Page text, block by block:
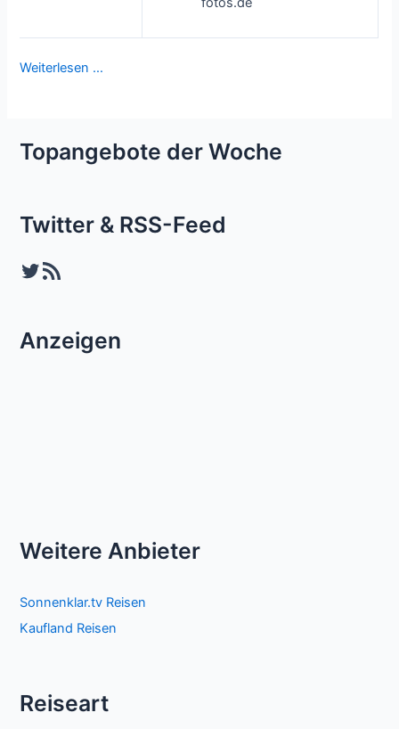
Weiterlesen …
Topangebote der Woche
Twitter & RSS-Feed
Twitter RSS-Feed
Anzeigen
Weitere Anbieter
Sonnenklar.tv Reisen
Kaufland Reisen
Reiseart